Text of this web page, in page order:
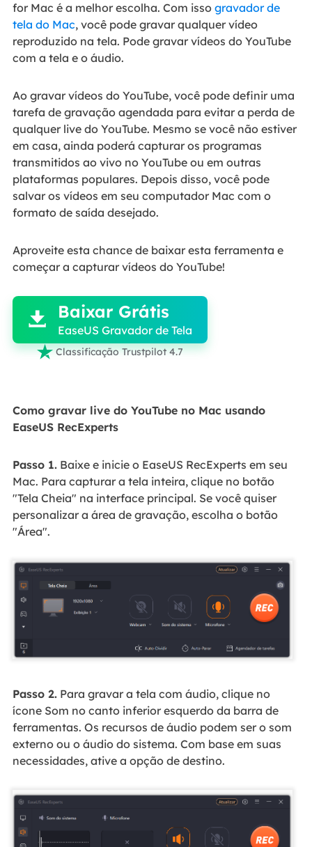
for Mac é a melhor escolha. Com isso gravador de
tela do Mac, você pode gravar qualquer vídeo
reproduzido na tela. Pode gravar vídeos do YouTube
com a tela e o áudio.
Ao gravar vídeos do YouTube, você pode definir uma
tarefa de gravação agendada para evitar a perda de
qualquer live do YouTube. Mesmo se você não estiver
em casa, ainda poderá capturar os programas
transmitidos ao vivo no YouTube ou em outras
plataformas populares. Depois disso, você pode
salvar os vídeos em seu computador Mac com o
formato de saída desejado.
Aproveite esta chance de baixar esta ferramenta e
começar a capturar vídeos do YouTube!

 Baixar Grátis
EaseUS Gravador de Tela
 Classificação Trustpilot 4.7
Como gravar live do YouTube no Mac usando
EaseUS RecExperts
Passo 1.Baixe e inicie o EaseUS RecExperts em seu
Mac. Para capturar a tela inteira, clique no botão
"Tela Cheia" na interface principal. Se você quiser
personalizar a área de gravação, escolha o botão
"Área".
Passo 2.Para gravar a tela com áudio, clique no
ícone Som no canto inferior esquerdo da barra de
ferramentas. Os recursos de áudio podem ser o som
externo ou o áudio do sistema. Com base em suas
necessidades, ative a opção de destino.